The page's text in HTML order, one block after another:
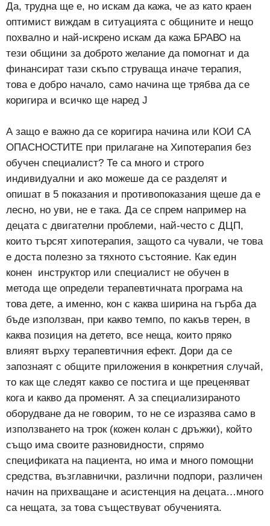
Да, трудна ще е, но искам да кажа, че аз като краен
оптимист виждам в ситуацията с общините и нещо
похвално и най-искрено искам да кажа БРАВО на
тези общини за доброто желание да помогнат и да
финансират тази скъпо струваща иначе терапия,
това е добро начало, само начина ще трябва да се
коригира и всичко ще наред J
А защо е важно да се коригира начина или КОИ СА
ОПАСНОСТИТЕ при прилагане на Хипотерапия без
обучен специалист? Те са много и строго
индивидуални и ако можеше да се разделят и
опишат в 5 показания и противопоказания щеше да е
лесно, но уви, не е така. Да се спрем например на
децата с двигателни проблеми, най-често с ДЦП,
които търсят хипотерапия, защото са чували, че това
е доста полезно за тяхното състояние. Как един
конен инструктор или специалист не обучен в
метода ще определи терапевтичната програма на
това дете, а именно, кон с каква ширина на гърба да
бъде използван, при какво темпо, по какъв терен, в
каква позиция на детето, все неща, които пряко
влияят върху терапевтичния ефект. Дори да се
запознаят с общите приложения в конкретния случай,
то как ще следят какво се постига и ще преценяват
кога и какво да променят. А за специализираното
оборудване да не говорим, то не се изразява само в
използването на трок (кожен колан с дръжки), който
също има своите разновидности, спрямо
спецификата на пациента, но има и много помощни
средства, възглавнички, различни подпори, различен
начин на прихващане и асистенция на децата…много
са нещата, за това съществуват обученията.